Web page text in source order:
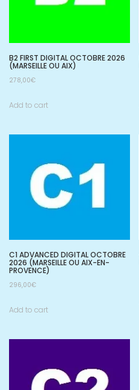
B2 FIRST DIGITAL OCTOBRE 2026
(MARSEILLE OU AIX)
278,00€
Add to cart
C1 ADVANCED DIGITAL OCTOBRE
2026 (MARSEILLE OU AIX-EN-
PROVENCE)
296,00€
Add to cart